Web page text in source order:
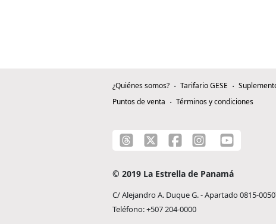
¿Quiénes somos? Tarifario GESE
Puntos de venta
Términos y condiciones
© 2019 La Estrella de Panamá
C/ Alejandro A. Duque G. - Apartado 0815-
Teléfono: +507 204-0000